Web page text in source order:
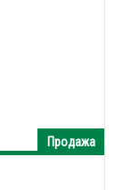
Продажа